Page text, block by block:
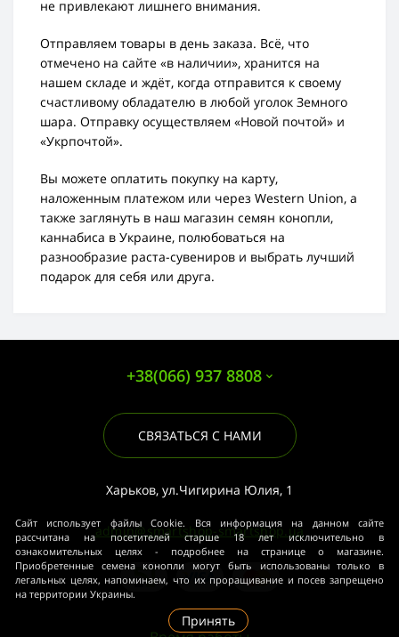
не привлекают лишнего внимания.
Отправляем товары в день заказа. Всё, что
отмечено на сайте «в наличии», хранится на
нашем складе и ждёт, когда отправится к своему
счастливому обладателю в любой уголок Земного
шара. Отправку осуществляем «Новой почтой» и
«Укрпочтой».
Вы можете оплатить покупку на карту,
наложенным платежом или через Western Union, а
также заглянуть в наш магазин семян конопли,
каннабиса в Украине, полюбоваться на
разнообразие раста-сувениров и выбрать лучший
подарок для себя или друга.
+38(066) 937 8808
СВЯЗАТЬСЯ С НАМИ
Харьков, ул.Чигирина Юлия, 1
admin@smartshop-smartshop.ua
Сайт использует файлы Cookie. Вся информация на данном сайте
рассчитана на посетителей старше 18 лет исключительно в
ознакомительных целях - подробнее на странице о магазине.
Приобретенные семена конопли могут быть использованы только в
легальных целях, напоминаем, что их проращивание и посев запрещено
на территории Украины.
Принять